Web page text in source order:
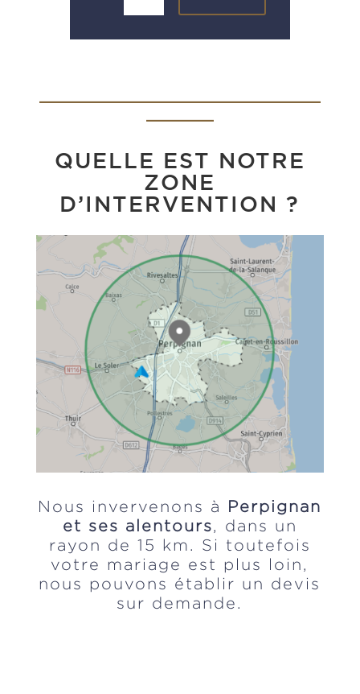
______
QUELLE EST NOTRE
ZONE
D’INTERVENTION ?
Nous invervenons à
Perpignan
et ses alentours , dans un
rayon de 15 km. Si toutefois
votre mariage est plus loin,
nous pouvons établir un devis
sur demande.